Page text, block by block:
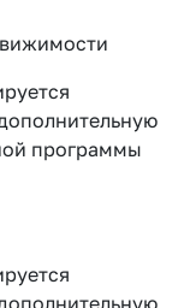
программы